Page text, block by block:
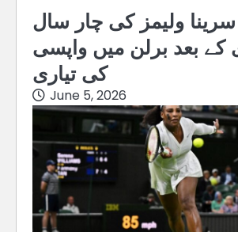
سرینا ولیمز کی چار سال
بعد برلن میں واپسی
کی تیاری
June 5, 2026